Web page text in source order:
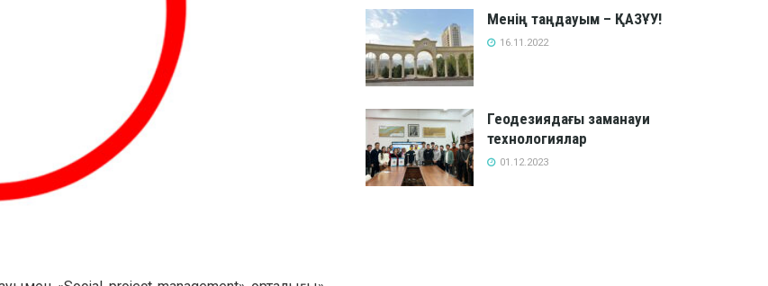
Менің таңдауым – ҚАЗҰУ!
16.11.2022
Геодезиядағы заманауи
технологиялар
01.12.2023